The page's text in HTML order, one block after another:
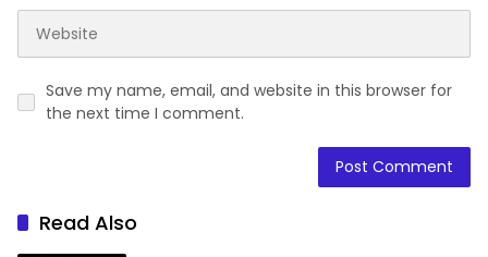
Save my name, email, and website in this browser for
the next time I comment.
Read Also